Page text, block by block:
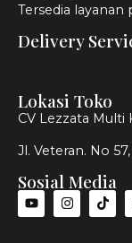
Tersedia layanan
Delivery
Lokasi Toko
CV Lezzata Multi
Jl. Veteran. No
Sosial Media